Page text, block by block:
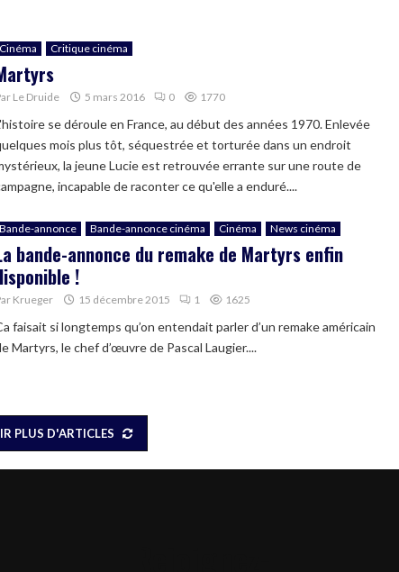
Cinéma Critique cinéma
Le Druide 5 mars 2016 0 1770
se déroule en France, au début des années 1970. Enlevée
mois plus tôt, séquestrée et torturée dans un endroit
la jeune Lucie est retrouvée errante sur une route de
incapable de raconter ce qu'elle a enduré....
Bande-annonce Bande-annonce cinéma Cinéma News cinéma
bande-annonce du remake de Martyrs enfin
!
Krueger 15 décembre 2015 1 1625
faisait si longtemps qu’on entendait parler d’un remake américain
Martyrs, le chef d’œuvre de Pascal Laugier....
PLUS D'ARTICLES